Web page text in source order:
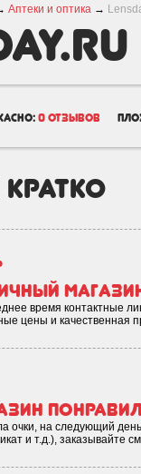
Аптеки и оптика →
0 отзывов
время контактные
цены и качественная
очки, на следующий
и т.д.), заказывайте